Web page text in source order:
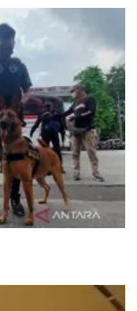
di Terminal